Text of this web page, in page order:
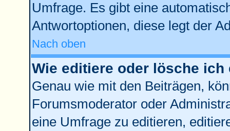
Umfrage. Es gibt eine
Antwortoptionen, diese legt der
Nach oben
Wie editiere oder lösche ich
Genau wie mit den Beiträgen,
Forumsmoderator oder
eine Umfrage zu editieren,